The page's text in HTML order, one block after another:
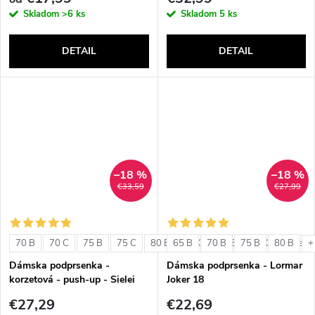
Skladom >6 ks
DETAIL
Skladom 5 ks
DETAIL
€33,59
–18 %
70 B 70 C 75 B 75 C 80 B 80 C 85 B 85 C +
Dámska podprsenka -
korzetová - push-up - Sielei
€27,29
€27,99
–18 %
65 B 70 B 75 B 80 B
Dámska podprsenka - Lormar
Joker 18
€22,69